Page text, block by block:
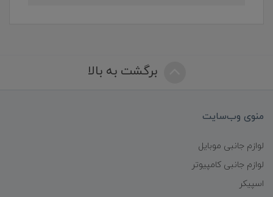
برگشت به بالا
منوی وب‌سایت
لوازم جانبی موبایل
لوازم جانبی کامپیوتر
اسپیکر